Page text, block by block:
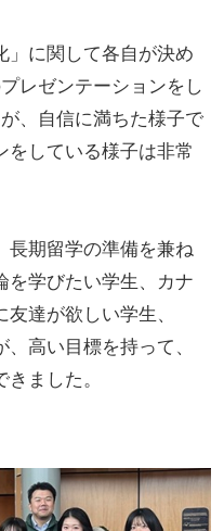
」に関して各自が決め
レゼンテーションをし
、自信に満ちた様子で
をしている様子は非常
長期留学の準備を兼ね
を学びたい学生、カナ
達が欲しい学生、
高い目標を持って、
ました。